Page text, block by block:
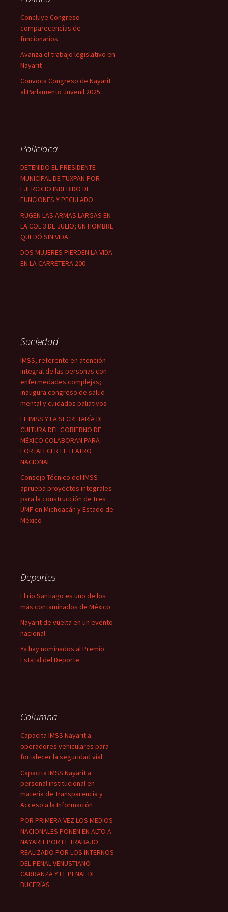
Concluye Congreso
comparecencias de
funcionarios
Avanza el trabajo legislativo en
Nayarit
Convoca Congreso de Nayarit
al Parlamento Juvenil 2025
Policiaca
DETENIDO EL PRESIDENTE
MUNICIPAL DE TUXPAN POR
EJERCICIO INDEBIDO DE
FUNCIONES Y PECULADO
RUGEN LAS ARMAS LARGAS EN
LA COL 3 DE JULIO; UN HOMBRE
QUEDÓ SIN VIDA
DOS MUJERES PIERDEN LA VIDA
EN LA CARRETERA 200
Sociedad
IMSS, referente en atención
integral de las personas con
enfermedades complejas;
inaugura congreso de salud
mental y cuidados paliativos
EL IMSS Y LA SECRETARÍA DE
CULTURA DEL GOBIERNO DE
MÉXICO COLABORAN PARA
FORTALECER EL TEATRO
NACIONAL
Consejo Técnico del IMSS
aprueba proyectos integrales
para la construcción de tres
UMF en Michoacán y Estado de
México
Deportes
El río Santiago es uno de los
más contaminados de México
Nayarit de vuelta en un evento
nacional
Ya hay nominados al Premio
Estatal del Deporte
Columna
Capacita IMSS Nayarit a
operadores vehiculares para
fortalecer la seguridad vial
Capacita IMSS Nayarit a
personal institucional en
materia de Transparencia y
Acceso a la Información
POR PRIMERA VEZ LOS MEDIOS
NACIONALES PONEN EN ALTO A
NAYARIT POR EL TRABAJO
REALIZADO POR LOS INTERNOS
DEL PENAL VENUSTIANO
CARRANZA Y EL PENAL DE
BUCERÍAS